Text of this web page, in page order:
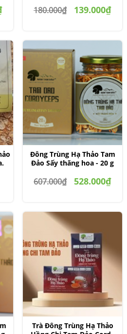
180.000₫ 139.000₫
Đông Trùng Hạ Thảo Tam
Đảo Sấy thăng hoa - 20 g
607.000₫ 528.000₫
Trà Đông Trùng Hạ Thảo